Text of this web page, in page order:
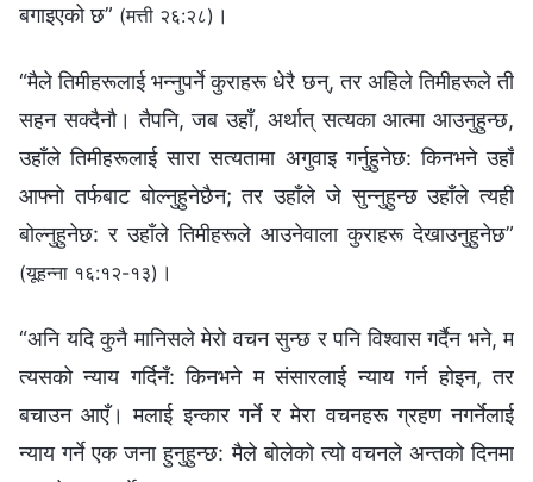
बगाइएको छ” (मत्ती २६:२८) ।
“मैले तिमीहरूलाई भन्‍नुपर्ने कुराहरू धेरै छन्, तर अहिले तिमीहरूले ती
सहन सक्‍दैनौ। तैपनि, जब उहाँ, अर्थात् सत्यका आत्मा आउनुहुन्छ,
उहाँले तिमीहरूलाई सारा सत्यतामा अगुवाइ गर्नुहुनेछ: किनभने उहाँ
आफ्‍नो तर्फबाट बोल्‍नुहुनेछैन; तर उहाँले जे सुन्‍नुहुन्‍छ उहाँले त्यही
बोल्‍नुहुनेछ: र उहाँले तिमीहरूले आउनेवाला कुराहरू देखाउनुहुनेछ”
(यूहन्‍ना १६:१२-१३) ।
“अनि यदि कुनै मानिसले मेरो वचन सुन्छ र पनि विश्‍वास गर्दैन भने, म
त्यसको न्याय गर्दिनँ: किनभने म संसारलाई न्याय गर्न होइन, तर
बचाउन आएँ। मलाई इन्कार गर्ने र मेरा वचनहरू ग्रहण नगर्नेलाई
न्याय गर्ने एक जना हुनुहुन्छ: मैले बोलेको त्यो वचनले अन्तको दिनमा